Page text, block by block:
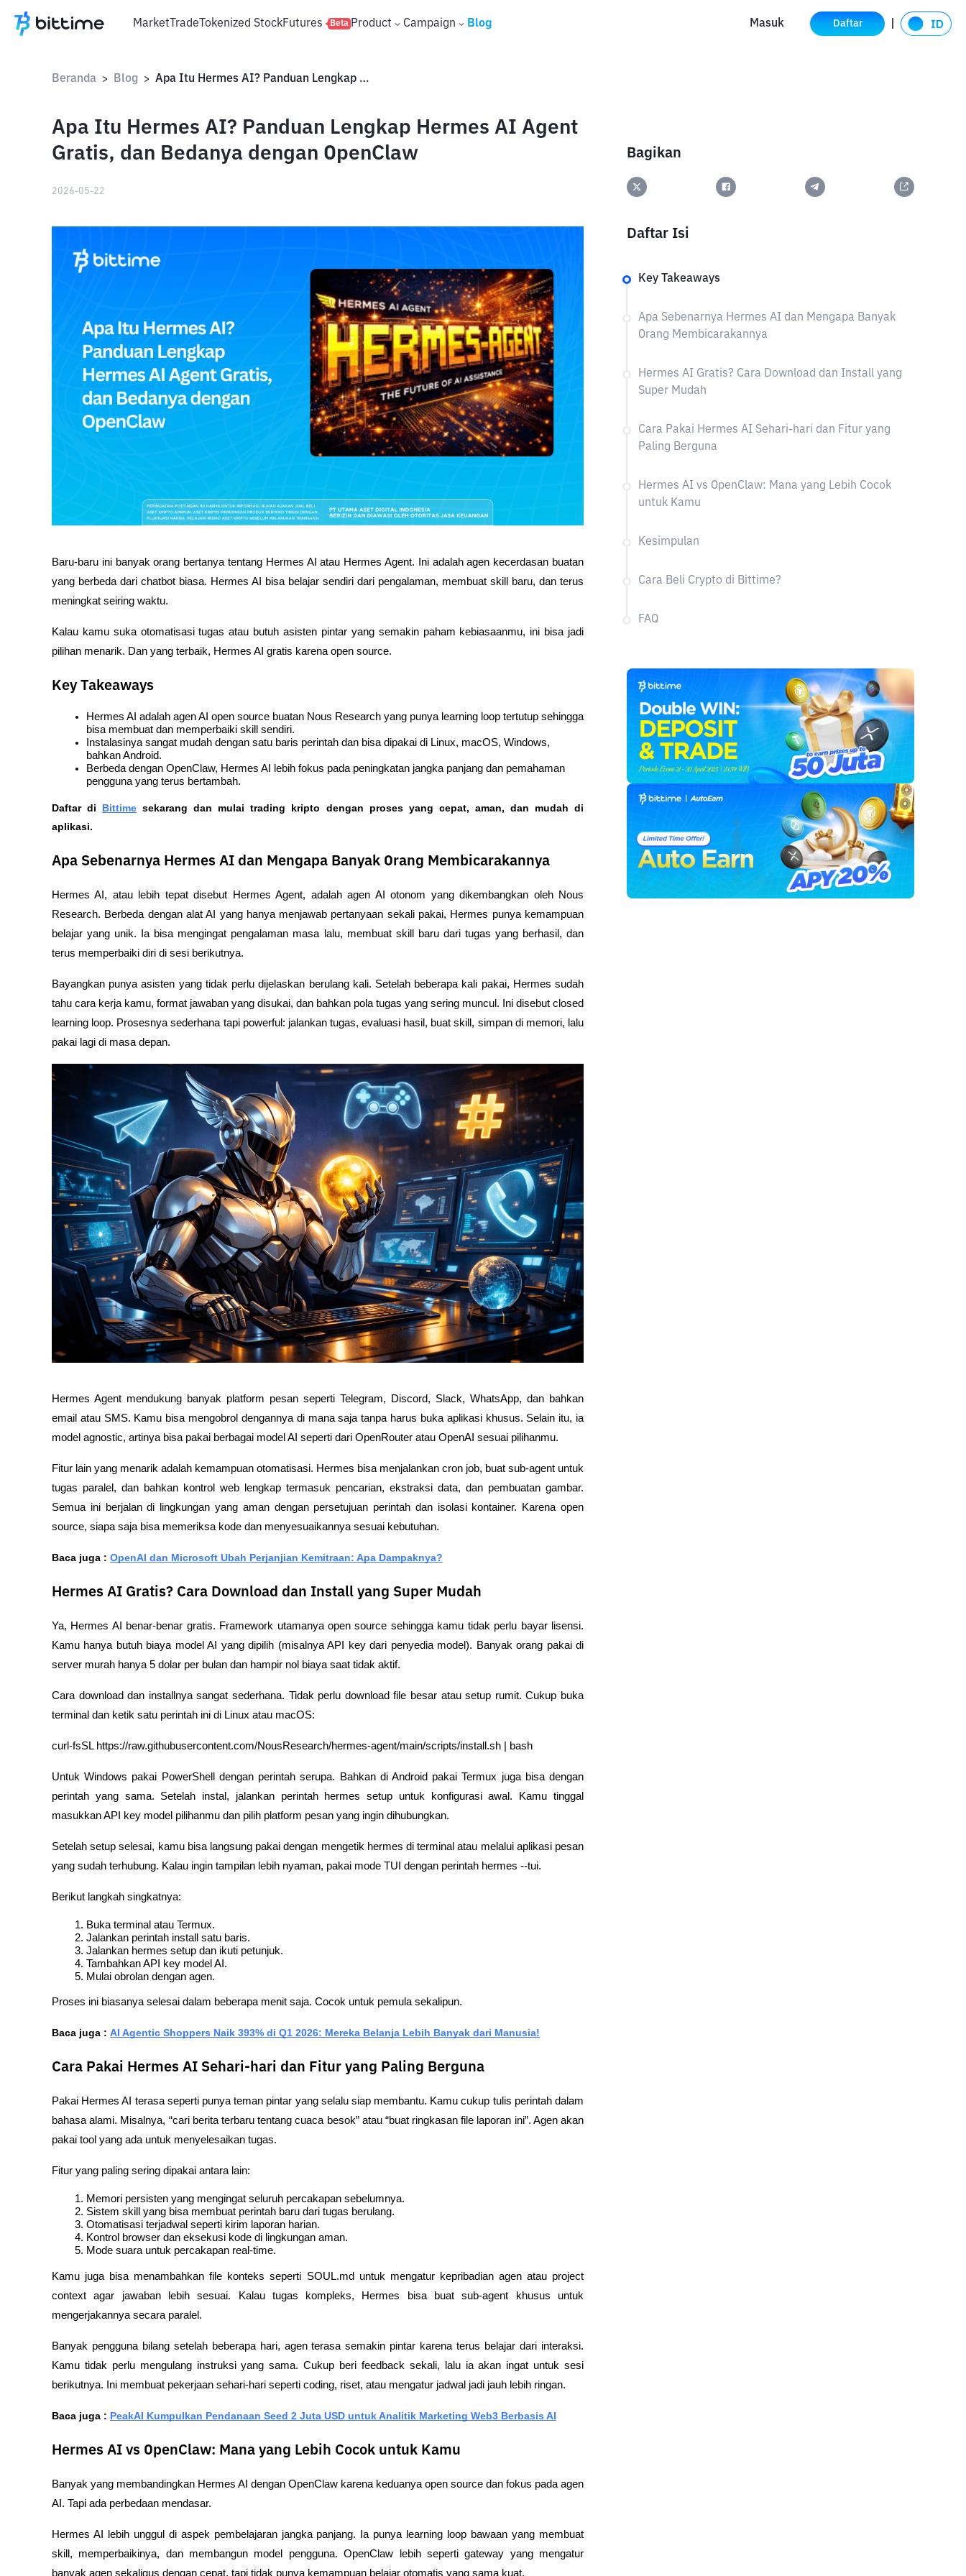
MarketTradeTokenized StockFutures Beta Product Campaign Blog Masuk Daftar
Beranda > Blog > Apa Itu Hermes AI? Panduan Lengkap Hermes AI Agent Gratis, dan Bedanya dengan OpenClaw
Apa Itu Hermes AI? Panduan Lengkap Hermes AI Agent
Gratis, dan Bedanya dengan OpenClaw
2026-05-22
Baru-baru ini banyak orang bertanya tentang Hermes AI atau Hermes Agent. Ini adalah agen kecerdasan buatan
yang berbeda dari chatbot biasa. Hermes AI bisa belajar sendiri dari pengalaman, membuat skill baru, dan terus
meningkat seiring waktu.
Kalau kamu suka otomatisasi tugas atau butuh asisten pintar yang semakin paham kebiasaanmu, ini bisa jadi
pilihan menarik. Dan yang terbaik, Hermes AI gratis karena open source.
Key Takeaways
Hermes AI adalah agen AI open source buatan Nous Research yang punya learning loop tertutup sehingga
bisa membuat dan memperbaiki skill sendiri.
Instalasinya sangat mudah dengan satu baris perintah dan bisa dipakai di Linux, macOS, Windows,
bahkan Android.
Berbeda dengan OpenClaw, Hermes AI lebih fokus pada peningkatan jangka panjang dan pemahaman
pengguna yang terus bertambah.
Daftar di Bittime sekarang dan mulai trading kripto dengan proses yang cepat, aman, dan mudah di
aplikasi.
Apa Sebenarnya Hermes AI dan Mengapa Banyak Orang Membicarakannya
Hermes AI, atau lebih tepat disebut Hermes Agent, adalah agen AI otonom yang dikembangkan oleh Nous
Research. Berbeda dengan alat AI yang hanya menjawab pertanyaan sekali pakai, Hermes punya kemampuan
belajar yang unik. Ia bisa mengingat pengalaman masa lalu, membuat skill baru dari tugas yang berhasil, dan
terus memperbaiki diri di sesi berikutnya.
Bayangkan punya asisten yang tidak perlu dijelaskan berulang kali. Setelah beberapa kali pakai, Hermes sudah
tahu cara kerja kamu, format jawaban yang disukai, dan bahkan pola tugas yang sering muncul. Ini disebut closed
learning loop. Prosesnya sederhana tapi powerful: jalankan tugas, evaluasi hasil, buat skill, simpan di memori, lalu
pakai lagi di masa depan.
Hermes Agent mendukung banyak platform pesan seperti Telegram, Discord, Slack, WhatsApp, dan bahkan
email atau SMS. Kamu bisa mengobrol dengannya di mana saja tanpa harus buka aplikasi khusus. Selain itu, ia
model agnostic, artinya bisa pakai berbagai model AI seperti dari OpenRouter atau OpenAI sesuai pilihanmu.
Fitur lain yang menarik adalah kemampuan otomatisasi. Hermes bisa menjalankan cron job, buat sub-agent untuk
tugas paralel, dan bahkan kontrol web lengkap termasuk pencarian, ekstraksi data, dan pembuatan gambar.
Semua ini berjalan di lingkungan yang aman dengan persetujuan perintah dan isolasi kontainer. Karena open
source, siapa saja bisa memeriksa kode dan menyesuaikannya sesuai kebutuhan.
Baca juga : OpenAI dan Microsoft Ubah Perjanjian Kemitraan: Apa Dampaknya?
Hermes AI Gratis? Cara Download dan Install yang Super Mudah
Ya, Hermes AI benar-benar gratis. Framework utamanya open source sehingga kamu tidak perlu bayar lisensi.
Kamu hanya butuh biaya model AI yang dipilih (misalnya API key dari penyedia model). Banyak orang pakai di
server murah hanya 5 dolar per bulan dan hampir nol biaya saat tidak aktif.
Cara download dan installnya sangat sederhana. Tidak perlu download file besar atau setup rumit. Cukup buka
terminal dan ketik satu perintah ini di Linux atau macOS:
curl-fsSL https://raw.githubusercontent.com/NousResearch/hermes-agent/main/scripts/install.sh | bash
Untuk Windows pakai PowerShell dengan perintah serupa. Bahkan di Android pakai Termux juga bisa dengan
perintah yang sama. Setelah instal, jalankan perintah hermes setup untuk konfigurasi awal. Kamu tinggal
masukkan API key model pilihanmu dan pilih platform pesan yang ingin dihubungkan.
Setelah setup selesai, kamu bisa langsung pakai dengan mengetik hermes di terminal atau melalui aplikasi pesan
yang sudah terhubung. Kalau ingin tampilan lebih nyaman, pakai mode TUI dengan perintah hermes --tui.
Berikut langkah singkatnya:
Buka terminal atau Termux.
Jalankan perintah install satu baris.
Jalankan hermes setup dan ikuti petunjuk.
Tambahkan API key model AI.
Mulai obrolan dengan agen.
Proses ini biasanya selesai dalam beberapa menit saja. Cocok untuk pemula sekalipun.
Baca juga : AI Agentic Shoppers Naik 393% di Q1 2026: Mereka Belanja Lebih Banyak dari Manusia!
Cara Pakai Hermes AI Sehari-hari dan Fitur yang Paling Berguna
Pakai Hermes AI terasa seperti punya teman pintar yang selalu siap membantu. Kamu cukup tulis perintah dalam
bahasa alami. Misalnya, “cari berita terbaru tentang cuaca besok” atau “buat ringkasan file laporan ini”. Agen akan
pakai tool yang ada untuk menyelesaikan tugas.
Fitur yang paling sering dipakai antara lain:
Memori persisten yang mengingat seluruh percakapan sebelumnya.
Sistem skill yang bisa membuat perintah baru dari tugas berulang.
Otomatisasi terjadwal seperti kirim laporan harian.
Kontrol browser dan eksekusi kode di lingkungan aman.
Mode suara untuk percakapan real-time.
Kamu juga bisa menambahkan file konteks seperti SOUL.md untuk mengatur kepribadian agen atau project
context agar jawaban lebih sesuai. Kalau tugas kompleks, Hermes bisa buat sub-agent khusus untuk
mengerjakannya secara paralel.
Banyak pengguna bilang setelah beberapa hari, agen terasa semakin pintar karena terus belajar dari interaksi.
Kamu tidak perlu mengulang instruksi yang sama. Cukup beri feedback sekali, lalu ia akan ingat untuk sesi
berikutnya. Ini membuat pekerjaan sehari-hari seperti coding, riset, atau mengatur jadwal jadi jauh lebih ringan.
Baca juga : PeakAI Kumpulkan Pendanaan Seed 2 Juta USD untuk Analitik Marketing Web3 Berbasis AI
Hermes AI vs OpenClaw: Mana yang Lebih Cocok untuk Kamu
Banyak yang membandingkan Hermes AI dengan OpenClaw karena keduanya open source dan fokus pada agen
AI. Tapi ada perbedaan mendasar.
Hermes AI lebih unggul di aspek pembelajaran jangka panjang. Ia punya learning loop bawaan yang membuat
skill, memperbaikinya, dan membangun model pengguna. OpenClaw lebih seperti gateway yang mengatur
banyak agen sekaligus dengan cepat, tapi tidak punya kemampuan belajar otomatis yang sama kuat.
Bagikan
Daftar Isi
Key Takeaways
Apa Sebenarnya Hermes AI dan Mengapa Banyak
Orang Membicarakannya
Hermes AI Gratis? Cara Download dan Install yang
Super Mudah
Cara Pakai Hermes AI Sehari-hari dan Fitur yang
Paling Berguna
Hermes AI vs OpenClaw: Mana yang Lebih Cocok
untuk Kamu
Kesimpulan
Cara Beli Crypto di Bittime?
FAQ